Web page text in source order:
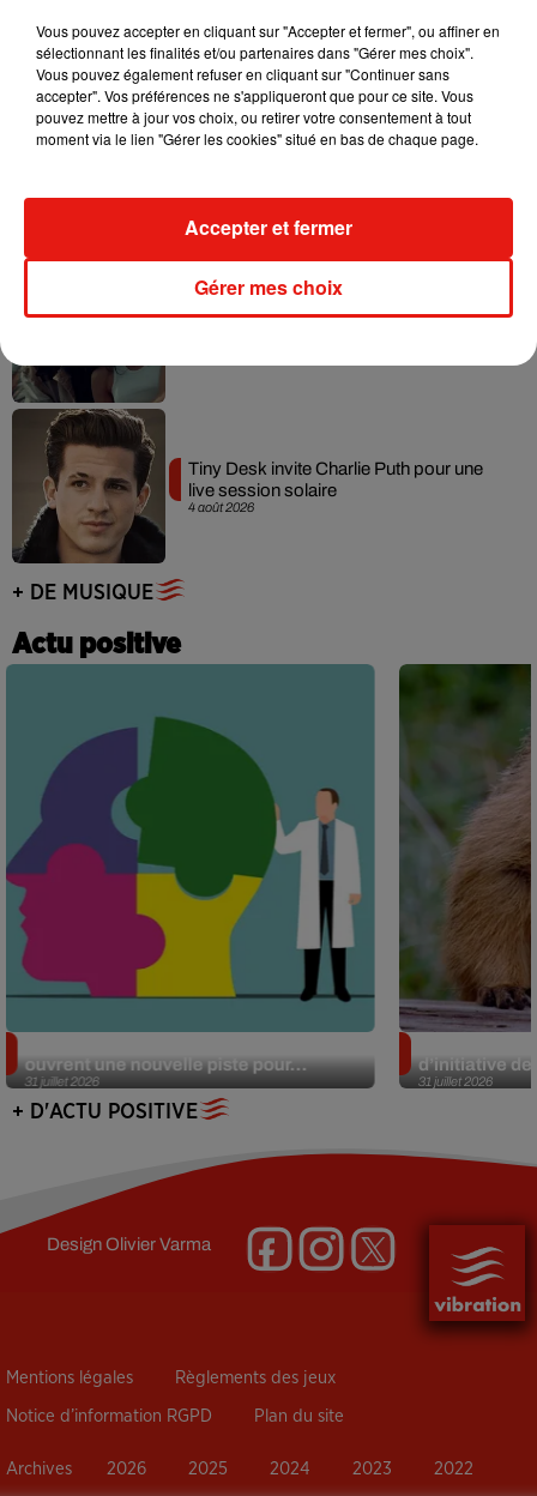
7 août 2026
Angèle et Amélie Lens dévoilent leur
4 août 2026
Tiny Desk invite Charlie Puth pour une
live session solaire
+ DE MUSIQUE
Actu positive
31 juillet 2026
ouvrent une nouvelle piste pour...
31 juillet 2026
d’initiative
+ D'ACTU POSITIVE
DesignOlivier Varma
Mentions légales Règlements des jeux
Notice d’information RGPD Plan du site
Archives 2026 2025 2024 2023 2022
Vous pouvez accepter en cliquant sur "Accepter et fermer", ou affiner en
sélectionnant les finalités et/ou partenaires dans "Gérer mes choix".
Vous pouvez également refuser en cliquant sur "Continuer sans
accepter". Vos préférences ne s'appliqueront que pour ce site. Vous
pouvez mettre à jour vos choix, ou retirer votre consentement à tout
moment via le lien "Gérer les cookies" situé en bas de chaque page.
Gérer mes choix
Accepter et fermer